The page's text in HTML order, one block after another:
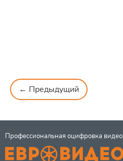
← Предыдущий
Профессиональная оцифровка видео